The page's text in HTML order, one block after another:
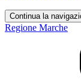
Continua la
Regione Marche